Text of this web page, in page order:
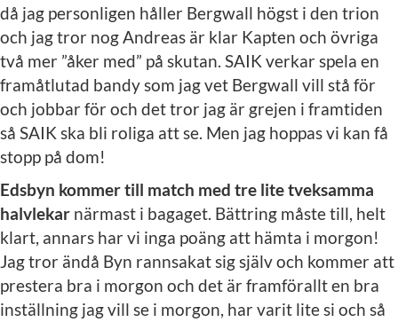
då jag personligen håller Bergwall högst i den trion
och jag tror nog Andreas är klar Kapten och övriga
två mer ”åker med” på skutan. SAIK verkar spela en
framåtlutad bandy som jag vet Bergwall vill stå för
och jobbar för och det tror jag är grejen i framtiden
så SAIK ska bli roliga att se. Men jag hoppas vi kan få
stopp på dom!
Edsbyn kommer till match med tre lite tveksamma
halvlekar närmast i bagaget. Bättring måste till, helt
klart, annars har vi inga poäng att hämta i morgon!
Jag tror ändå Byn rannsakat sig själv och kommer att
prestera bra i morgon och det är framförallt en bra
inställning jag vill se i morgon, har varit lite si och så